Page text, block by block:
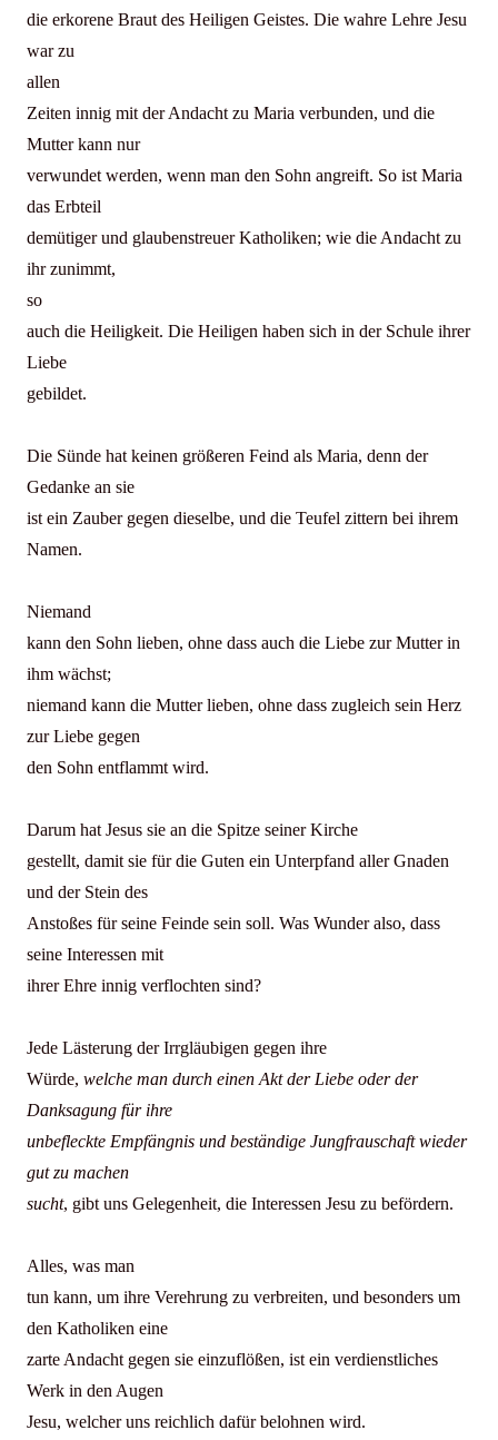
die erkorene Braut des Heiligen Geistes. Die wahre Lehre Jesu
war zu
allen
Zeiten innig mit der Andacht zu Maria verbunden, und die
Mutter kann nur
verwundet werden, wenn man den Sohn angreift. So ist Maria
das Erbteil
demütiger und glaubenstreuer Katholiken; wie die Andacht zu
ihr zunimmt,
so
auch die Heiligkeit. Die Heiligen haben sich in der Schule ihrer
Liebe
gebildet.
Die Sünde hat keinen größeren Feind als Maria, denn der
Gedanke an sie
ist ein Zauber gegen dieselbe, und die Teufel zittern bei ihrem
Namen.
Niemand
kann den Sohn lieben, ohne dass auch die Liebe zur Mutter in
ihm wächst;
niemand kann die Mutter lieben, ohne dass zugleich sein Herz
zur Liebe gegen
den Sohn entflammt wird.
Darum hat Jesus sie an die Spitze seiner Kirche
gestellt, damit sie für die Guten ein Unterpfand aller Gnaden
und der Stein des
Anstoßes für seine Feinde sein soll. Was Wunder also, dass
seine Interessen mit
ihrer Ehre innig verflochten sind?
Jede Lästerung der Irrgläubigen gegen ihre
Würde, welche man durch einen Akt der Liebe oder der
Danksagung für ihre
unbefleckte Empfängnis und beständige Jungfrauschaft wieder
gut zu machen
sucht, gibt uns Gelegenheit, die Interessen Jesu zu befördern.
Alles, was man
tun kann, um ihre Verehrung zu verbreiten, und besonders um
den Katholiken eine
zarte Andacht gegen sie einzuflößen, ist ein verdienstliches
Werk in den Augen
Jesu, welcher uns reichlich dafür belohnen wird.